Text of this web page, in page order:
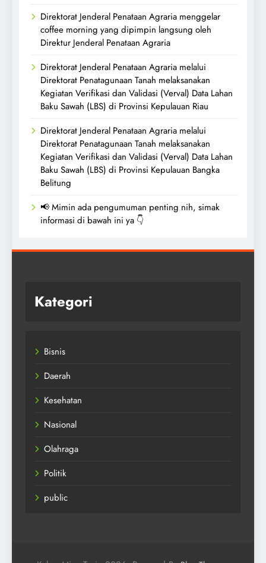
Direktorat Jenderal Penataan Agraria menggelar
coffee morning yang dipimpin langsung oleh
Direktur Jenderal Penataan Agraria
Direktorat Jenderal Penataan Agraria melalui
Direktorat Penatagunaan Tanah melaksanakan
Kegiatan Verifikasi dan Validasi (Verval) Data Lahan
Baku Sawah (LBS) di Provinsi Kepulauan Riau
Direktorat Jenderal Penataan Agraria melalui
Direktorat Penatagunaan Tanah melaksanakan
Kegiatan Verifikasi dan Validasi (Verval) Data Lahan
Baku Sawah (LBS) di Provinsi Kepulauan Bangka
Belitung
📢 Mimin ada pengumuman penting nih, simak
informasi di bawah ini ya 👇
Kategori
Bisnis
Daerah
Kesehatan
Nasional
Olahraga
Politik
public